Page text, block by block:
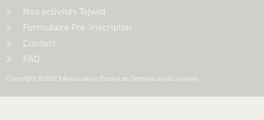
Nos activités Tajwid
Formulaire Pré-inscripion
Contact
FAQ
Copyright © 2023 Association École Les Sentiers de la Lumière